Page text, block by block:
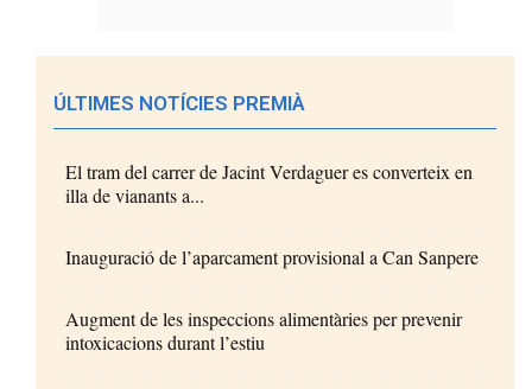
ÚLTIMES NOTÍCIES PREMIÀ
El tram del carrer de Jacint Verdaguer es converteix en
illa de vianants a...
Inauguració de l’aparcament provisional a Can Sanpere
Augment de les inspeccions alimentàries per prevenir
intoxicacions durant l’estiu